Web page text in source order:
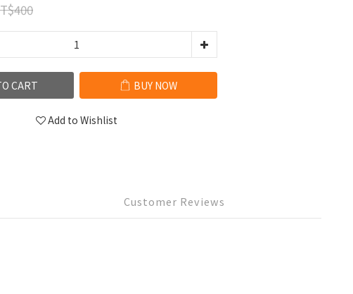
CART BUY NOW
Add to Wishlist
Customer Reviews